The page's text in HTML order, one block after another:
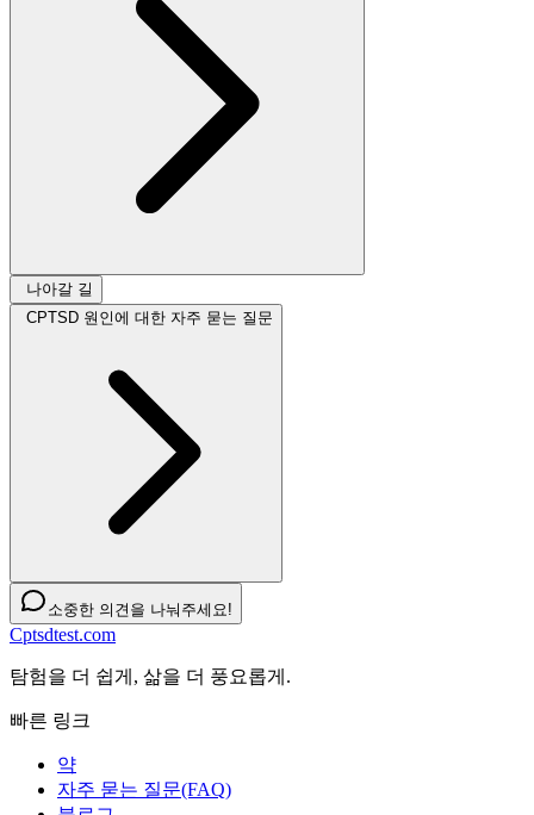
나아갈 길
CPTSD 원인에 대한 자주 묻는 질문
소중한 의견을 나눠주세요!
Cptsdtest.com
탐험을 더 쉽게, 삶을 더 풍요롭게.
빠른 링크
약
자주 묻는 질문(FAQ)